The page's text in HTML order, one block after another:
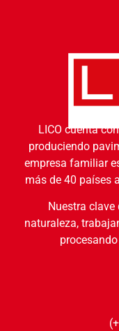
LICO cuenta
produciendo
empresa familiar
más de 40 países
Nuestra clave
naturaleza,